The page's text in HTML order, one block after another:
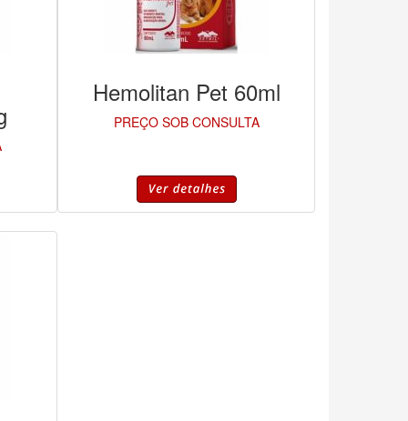
Hemolitan Pet 60ml
PREÇO SOB CONSULTA